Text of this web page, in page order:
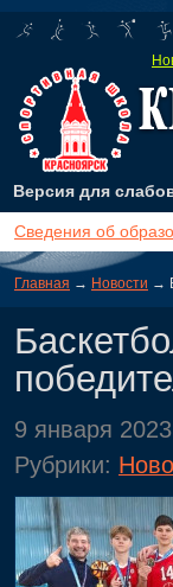
Версия для
Сведения об
Главная → Новости →
9 января 2023
Рубрики: